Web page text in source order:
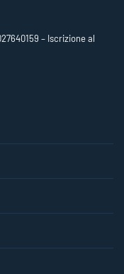
– Iscrizione al